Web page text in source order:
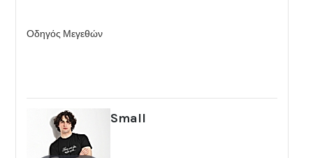
Οδηγός Μεγεθών
Small